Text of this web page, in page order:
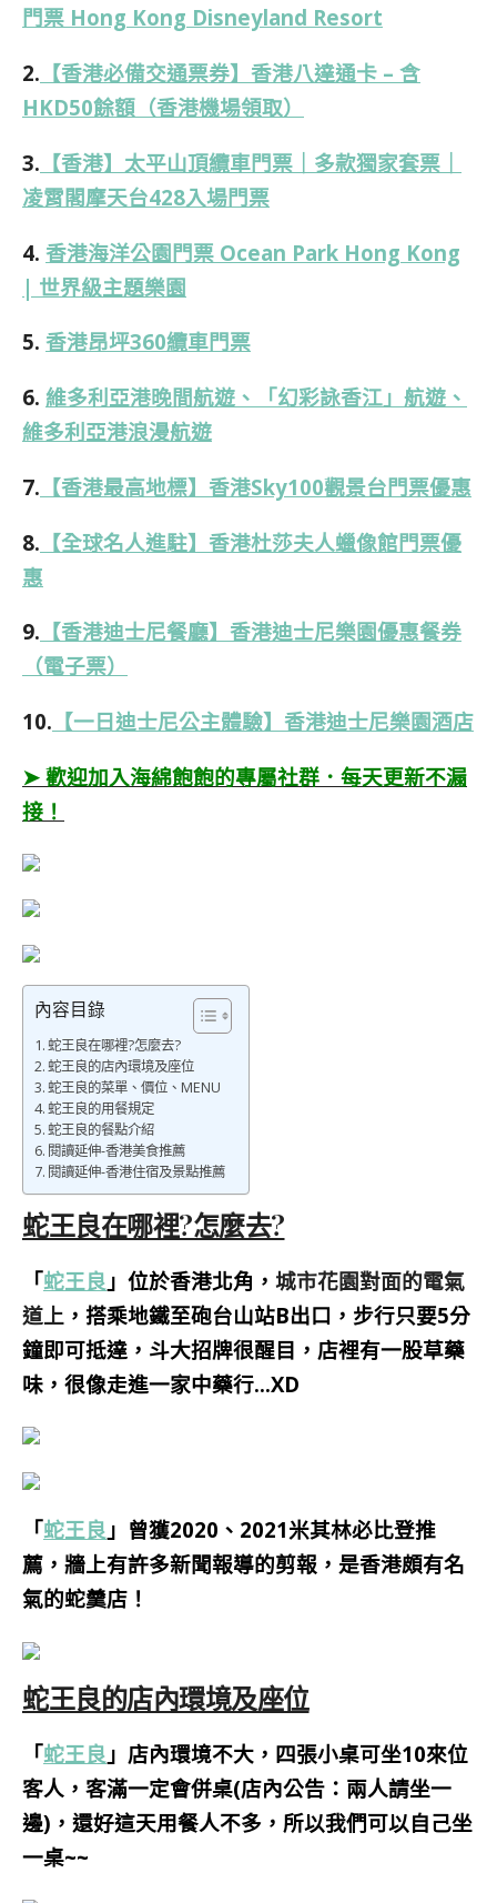
門票 Hong Kong Disneyland Resort
2. 【香港必備交通票券】香港八達通卡 – 含
HKD50餘額（香港機場領取）
3. 【香港】太平山頂纜車門票｜多款獨家套票｜
凌霄閣摩天台428入場門票
4. 香港海洋公園門票 Ocean Park Hong Kong
| 世界級主題樂園
5. 香港昂坪360纜車門票
6. 維多利亞港晚間航遊、「幻彩詠香江」航遊、
維多利亞港浪漫航遊
7. 【香港最高地標】香港Sky100觀景台門票優惠
8. 【全球名人進駐】香港杜莎夫人蠟像館門票優
惠
9. 【香港迪士尼餐廳】香港迪士尼樂園優惠餐券
（電子票）
10. 【一日迪士尼公主體驗】香港迪士尼樂園酒店
➤ 歡迎加入海綿飽飽的專屬社群．每天更新不漏
接！
內容目錄
蛇王良在哪裡?怎麼去?
蛇王良的店內環境及座位
蛇王良的菜單、價位、MENU
蛇王良的用餐規定
蛇王良的餐點介紹
閱讀延伸-香港美食推薦
閱讀延伸-香港住宿及景點推薦
蛇王良在哪裡?怎麼去?
「蛇王良 」位於香港北角 ， 城市花園對面的電氣
道上 ，搭乘地鐵至砲台山站B出口，步行只要5分
鐘即可抵達，斗大招牌很醒目，店裡有一股草藥
味，很像走進一家中藥行…XD
「蛇王良 」曾獲2020、2021米其林必比登推
薦，牆上有許多新聞報導的剪報，是香港頗有名
氣的蛇羹店！
蛇王良的店內環境及座位
「蛇王良 」店內環境不大，四張小桌可坐10來位
客人，客滿一定會併桌(店內公告：兩人請坐一
邊)，還好這天用餐人不多，所以我們可以自己坐
一桌~~